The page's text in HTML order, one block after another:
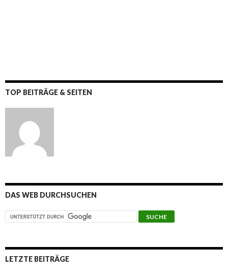
TOP BEITRÄGE & SEITEN
DAS WEB DURCHSUCHEN
LETZTE BEITRÄGE